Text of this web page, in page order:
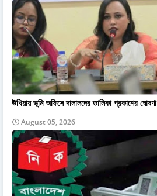
উখিয়ায় ভূমি অফিসে দালালদের তালিকা প্রকাশের ঘোষণা
August 05, 2026